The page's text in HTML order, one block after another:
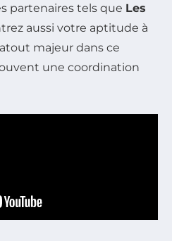
partenaires tels que Les
aussi votre aptitude à
majeur dans ce
une coordination